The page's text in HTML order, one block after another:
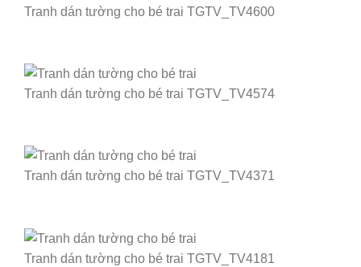
Tranh dán tường cho bé trai TGTV_TV4600
Tranh dán tường cho bé trai TGTV_TV4574
Tranh dán tường cho bé trai TGTV_TV4371
Tranh dán tường cho bé trai TGTV_TV4181